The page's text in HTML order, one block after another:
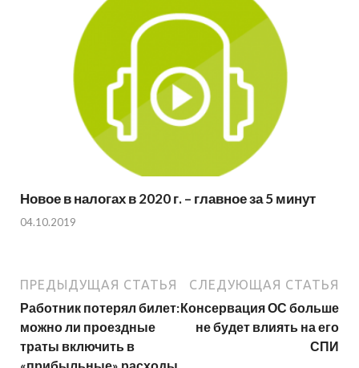
Новое в налогах в 2020 г. – главное за 5 минут
04.10.2019
ПРЕДЫДУЩАЯ СТАТЬЯ
Работник потерял билет:
можно ли проездные
траты включить в
СЛЕДУЮЩАЯ СТАТЬЯ
Консервация ОС больше
не будет влиять на его
СПИ